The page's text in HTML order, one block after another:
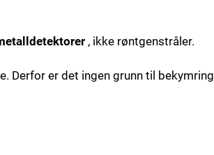
, ikke røntgenstråler.
Derfor er det ingen grunn til bekymring